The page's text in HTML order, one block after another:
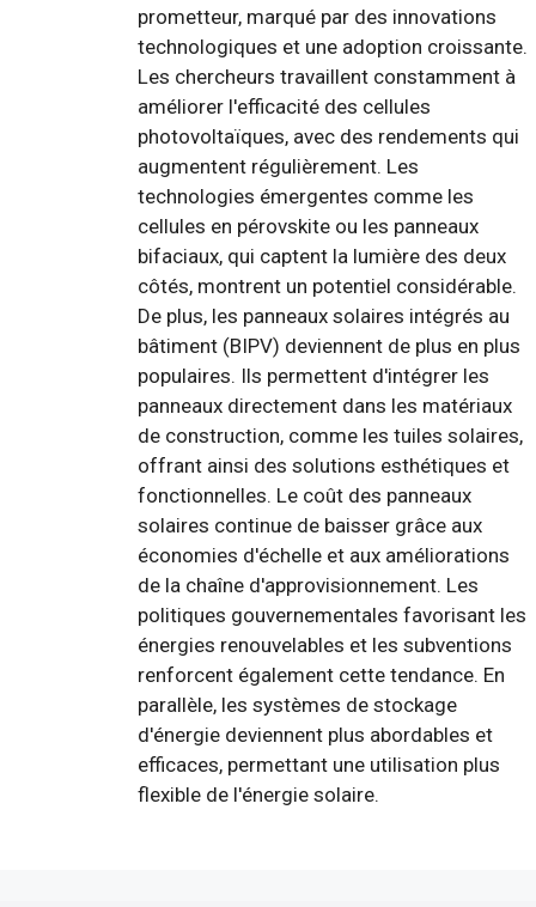
prometteur, marqué par des innovations
technologiques et une adoption croissante.
Les chercheurs travaillent constamment à
améliorer l'efficacité des cellules
photovoltaïques, avec des rendements qui
augmentent régulièrement. Les
technologies émergentes comme les
cellules en pérovskite ou les panneaux
bifaciaux, qui captent la lumière des deux
côtés, montrent un potentiel considérable.
De plus, les panneaux solaires intégrés au
bâtiment (BIPV) deviennent de plus en plus
populaires. Ils permettent d'intégrer les
panneaux directement dans les matériaux
de construction, comme les tuiles solaires,
offrant ainsi des solutions esthétiques et
fonctionnelles. Le coût des panneaux
solaires continue de baisser grâce aux
économies d'échelle et aux améliorations
de la chaîne d'approvisionnement. Les
politiques gouvernementales favorisant les
énergies renouvelables et les subventions
renforcent également cette tendance. En
parallèle, les systèmes de stockage
d'énergie deviennent plus abordables et
efficaces, permettant une utilisation plus
flexible de l'énergie solaire.